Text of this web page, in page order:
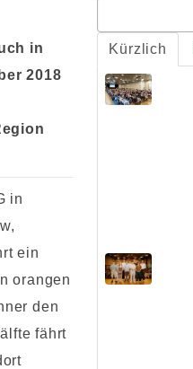
in
2018
in
ein
orangen
den
fährt
Kürzlich